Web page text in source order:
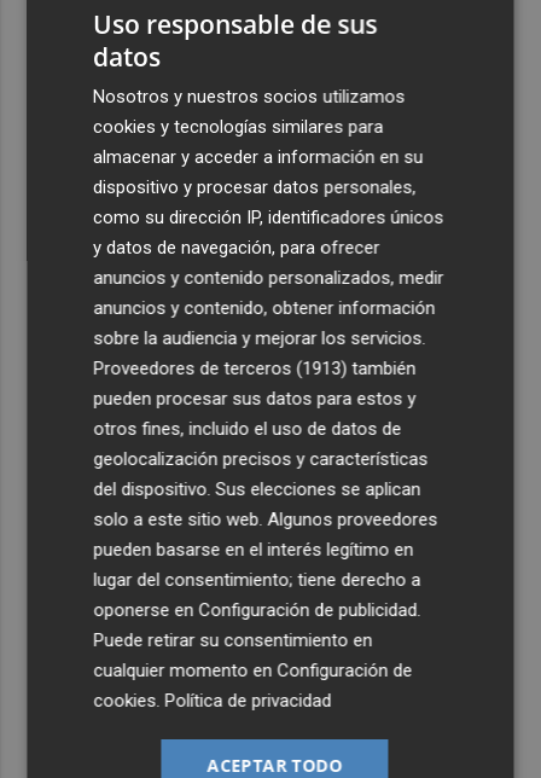
Últimas Noticias
El pregón de Festes d'Elx 2026, con Josan, en imágenes
Emergencias activa la situación 2 del PEIF y confina
Sierra Engarcerán por el humo del incendio forestal
España restablece los controles fronterizos a los
viajeros procedentes de Italia
El homenaje a Ferran Torres en Foios, en imágenes
Ferran Torres, recibido con un baño de masas en su
pueblo: "Allá donde voy siempre digo que soy de Foios"
Uso responsable de sus
datos
Nosotros y nuestros socios utilizamos
cookies y tecnologías similares para
almacenar y acceder a información en su
dispositivo y procesar datos personales,
como su dirección IP, identificadores únicos
y datos de navegación, para ofrecer
anuncios y contenido personalizados, medir
anuncios y contenido, obtener información
sobre la audiencia y mejorar los servicios.
Proveedores de terceros (1913) también
pueden procesar sus datos para estos y
otros fines, incluido el uso de datos de
geolocalización precisos y características
del dispositivo. Sus elecciones se aplican
solo a este sitio web. Algunos proveedores
pueden basarse en el interés legítimo en
lugar del consentimiento; tiene derecho a
oponerse enConfiguración de publicidad.
Puede retirar su consentimiento en
cualquier momento enConfiguración de
cookies.Política de privacidad
ACEPTAR TODO